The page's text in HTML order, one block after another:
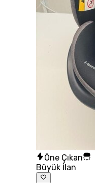
Öne Çıkan
Büyük İlan